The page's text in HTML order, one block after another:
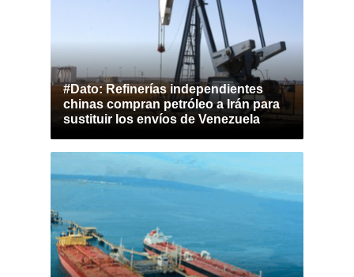
#Dato: Refinerías independientes
chinas compran petróleo a Irán para
sustituir los envíos de Venezuela